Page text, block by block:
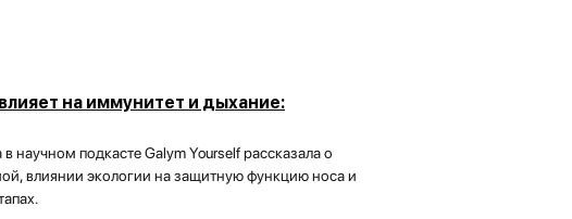
на иммунитет и дыхание:
научном подкасте Galym Yourself рассказала о
влиянии экологии на защитную функцию носа и